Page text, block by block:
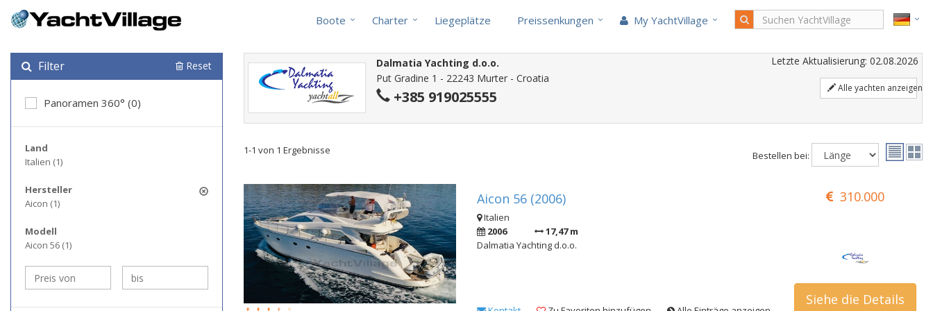
Boote Charter Liegeplätze Preissenkungen My YachtVillage
Filter Reset
Panoramen 360° (0)
Land
Italien (1)
Hersteller
Aicon (1)
Modell
Aicon 56 (1)
Dalmatia Yachting d.o.o.
Put Gradine 1 - 22243 Murter - Croatia
+385 919025555 Alle yachten anzeigen
Letzte Aktualisierung: 02.08.2026
1-1 von 1 Ergebnisse Bestellen bei:
Aicon 56 (2006) 310.000
Italien
2006
17,47 m
Dalmatia Yachting d.o.o.
Siehe die Details